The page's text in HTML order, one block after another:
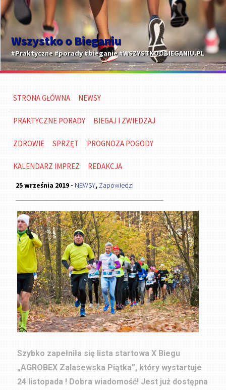
Wszystko o Bieganiu
#Praktyczne #porady #bieganie #WSZYSTKOOBIEGANIU.PL
STRONA GŁÓWNA NEWSY
PRAKTYCZNE PORADY BIEGAJ I ZWIEDZAJ
ZDROWIE SPRZĘT PROGNOZA POGODY
KALENDARZ IMPREZ REDAKCJA
25 września 2019 - NEWSY, Zapowiedzi
Szybko zapełniła się lista startowa X Biegu
„AGROBEX Zalasewska Piątka”, który wystartuje
24 listopada ! Dobra wiadomość! Jest już dostępna